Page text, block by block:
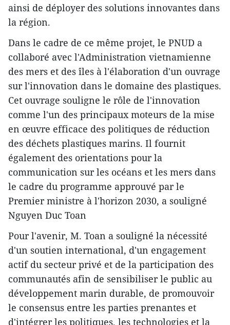
ainsi de déployer des solutions innovantes dans
la région.
Dans le cadre de ce même projet, le PNUD a
collaboré avec l'Administration vietnamienne
des mers et des îles à l'élaboration d'un ouvrage
sur l'innovation dans le domaine des plastiques.
Cet ouvrage souligne le rôle de l'innovation
comme l'un des principaux moteurs de la mise
en œuvre efficace des politiques de réduction
des déchets plastiques marins. Il fournit
également des orientations pour la
communication sur les océans et les mers dans
le cadre du programme approuvé par le
Premier ministre à l'horizon 2030, a souligné
Nguyen Duc Toan
Pour l'avenir, M. Toan a souligné la nécessité
d'un soutien international, d'un engagement
actif du secteur privé et de la participation des
communautés afin de sensibiliser le public au
développement marin durable, de promouvoir
le consensus entre les parties prenantes et
d'intégrer les politiques, les technologies et la